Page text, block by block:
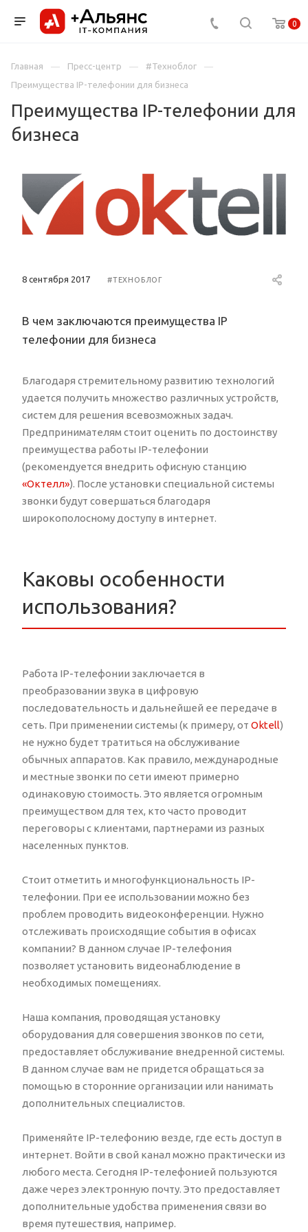
0
Главная Пресс-центр
#Техноблог
Преимущества IP-телефонии для бизнеса
Преимущества IP-телефонии для
бизнеса
8 сентября 2017 #ТЕХНОБЛОГ
В чем заключаются преимущества IP
телефонии для бизнеса
Благодаря стремительному развитию технологий
удается получить множество различных устройств,
систем для решения всевозможных задач.
Предпринимателям стоит оценить по достоинству
преимущества работы IP-телефонии
(рекомендуется внедрить офисную станцию
«Октелл»). После установки специальной системы
звонки будут совершаться благодаря
широкополосному доступу в интернет.
Каковы особенности
использования?
Работа IP-телефонии заключается в
преобразовании звука в цифровую
последовательность и дальнейшей ее передаче в
сеть. При применении системы (к примеру, от Oktell)
не нужно будет тратиться на обслуживание
обычных аппаратов. Как правило, международные
и местные звонки по сети имеют примерно
одинаковую стоимость. Это является огромным
преимуществом для тех, кто часто проводит
переговоры с клиентами, партнерами из разных
населенных пунктов.
Стоит отметить и многофункциональность IP-
телефонии. При ее использовании можно без
проблем проводить видеоконференции. Нужно
отслеживать происходящие события в офисах
компании? В данном случае IP-телефония
позволяет установить видеонаблюдение в
необходимых помещениях.
Наша компания, проводящая установку
оборудования для совершения звонков по сети,
предоставляет обслуживание внедренной системы.
В данном случае вам не придется обращаться за
помощью в сторонние организации или нанимать
дополнительных специалистов.
Применяйте IP-телефонию везде, где есть доступ в
интернет. Войти в свой канал можно практически из
любого места. Сегодня IP-телефонией пользуются
даже через электронную почту. Это предоставляет
дополнительные удобства применения связи во
время путешествия, например.